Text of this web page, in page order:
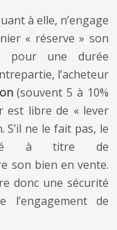
à elle, n’engage
« réserve » son
pour une durée
l’acheteur
(souvent 5 à 10%
est libre de « lever
S’il ne le fait pas, le
à titre de
son bien en vente.
donc une sécurité
de